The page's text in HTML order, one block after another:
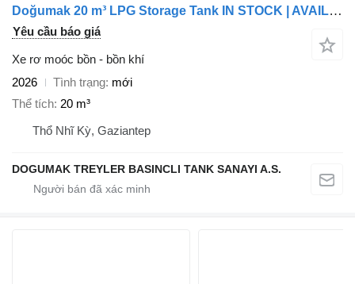
Doğumak 20 m³ LPG Storage Tank IN STOCK | AVAILABLE NOW | 20 m³ LPG St
Yêu cầu báo giá
Xe rơ moóc bồn - bồn khí
2026
Tình trạng mới
Thể tích 20 m³
Thổ Nhĩ Kỳ, Gaziantep
DOGUMAK TREYLER BASINCLI TANK SANAYI A.S.